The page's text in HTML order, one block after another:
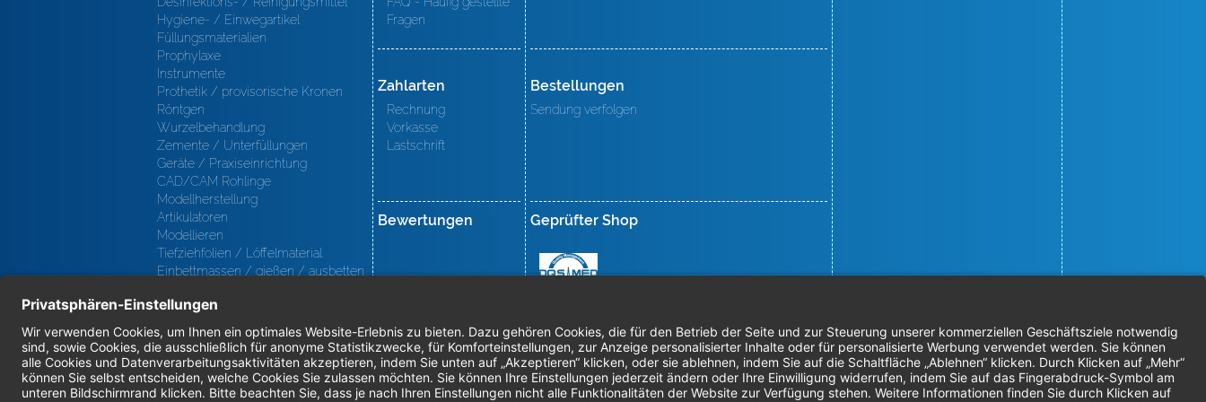
Hygiene- / Einwegartikel
Füllungsmaterialien
Prophylaxe
Instrumente
Prothetik / provisorische Kronen
Röntgen
Wurzelbehandlung
Zemente / Unterfüllungen
Geräte / Praxiseinrichtung
CAD/CAM Rohlinge
Modellherstellung
Artikulatoren
Modellieren
Tiefziehfolien / Löffelmaterial
Einbettmassen / gießen / ausbetten
Oberfl ächenbearbeitung
Keramik
Verblendmaterialien
Instrumente
Kieferorthopädie / Klammerdrähte
Verschiedenes (Labor)
Fragen
Zahlarten
Rechnung
Vorkasse
Lastschrift
Bewertungen
Bestellungen
Sendung verfolgen
Geprüfter Shop
© 2026 Nordenta Handelsgesellschaft